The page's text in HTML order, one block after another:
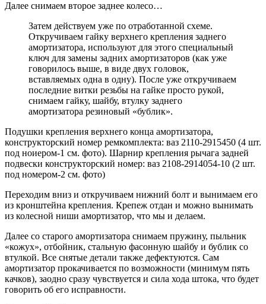
Далее снимаем второе заднее колесо…
Затем действуем уже по отработанной схеме.
Откручиваем гайку верхнего крепления заднего
амортизатора, используют для этого специальный
ключ для замены задних амортизаторов (как уже
говорилось выше, в виде двух головок,
вставляемых одна в одну). После уже откручиваем
последние витки резьбы на гайке просто рукой,
снимаем гайку, шайбу, втулку заднего
амортизатора резиновый «бублик».
Подушки крепления верхнего конца амортизатора,
конструкторский номер ремкомплекта: ваз 2110-2915450 (4 шт.
под ноиером-1 см. фото). Шарнир крепления рычага задней
подвески конструкторский номер: ваз 2108-2914054-10 (2 шт.
под номером-2 см. фото)
Переходим вниз и откручиваем нижний болт и вынимаем его
из кронштейна крепления. Крепеж отдан и можно вынимать
из колесной ниши амортизатор, что мы и делаем.
Далее со старого амортизатора снимаем пружину, пыльник
«кожух», отбойник, стальную фасонную шайбу и бублик со
втулкой. Все снятые детали также дефектуются. Сам
амортизатор прокачивается по возможности (минимум пять
качков), заодно сразу чувствуется и сила хода штока, что будет
говорить об его исправности.